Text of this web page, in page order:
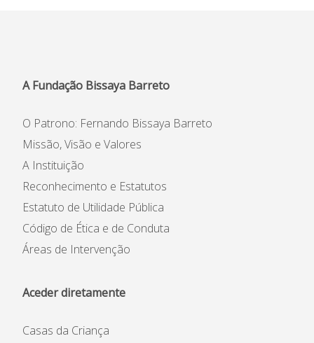
A Fundação Bissaya Barreto
O Patrono: Fernando Bissaya Barreto
Missão, Visão e Valores
A Instituição
Reconhecimento e Estatutos
Estatuto de Utilidade Pública
Código de Ética e de Conduta
Áreas de Intervenção
Aceder diretamente
Casas da Criança